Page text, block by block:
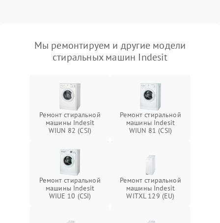
Мы ремонтируем и другие модели
стиральных машин Indesit
Ремонт стиральной
машины Indesit
WIUN 82 (CSI)
Ремонт стиральной
машины Indesit
WIUN 81 (CSI)
Ремонт стиральной
машины Indesit
WIUE 10 (CSI)
Ремонт стиральной
машины Indesit
WITXL 129 (EU)